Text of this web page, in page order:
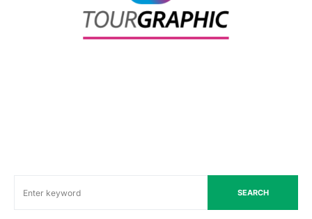
SEARCH